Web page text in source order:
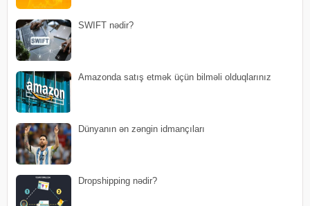
SWIFT nədir?
Amazonda satış etmək üçün bilməli olduqlarınız
Dünyanın ən zəngin idmançıları
Dropshipping nədir?